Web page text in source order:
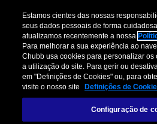
AMBIENTE DE TRABALHO
Plano de
Estamos cientes das nossas
seus dados pessoais de forma
atualizamos recentemente a nossa
Para melhorar a sua experiência ao
Chubb usa cookies para personalizar os
a utilização do site. Para gerir ou
em "Definições de Cookies" ou, para
visite o nosso site
Definições de
Configuração de